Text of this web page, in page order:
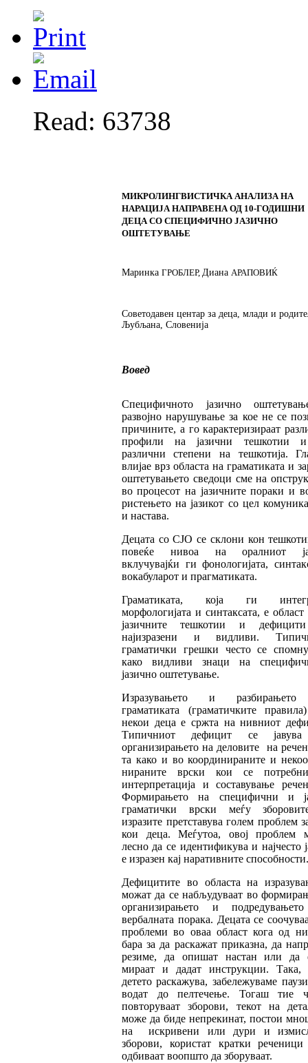
Read: 63738
МИКРОЛИНГВИСТИЧКА АНАЛИЗА НА
НАРАЦИЈА НАПРАВЕНА ОД 10-ГОДИШНИ
ДЕЦА СО СПЕЦИФИЧНО ЈАЗИЧНО
ОШТЕТУВАЊЕ
Маринка ГРОБЛЕР, Диана АРАПОВИЌ
Советодавен центар за деца, млади и
Љубљана, Словенија
Вовед
Специфичното јазично
развојно на­рушување за кое не се
причините, а го карактеризираат
профили на јазич­ни тешкотии
различни степени на теш­ко­ти­ја.
влијае врз областа на граматиката и
оштетувањето сведоци сме на
во процесот на јазичните пораки и
ристењето на јазикот со цел
и настава.
Децата со СЈО се склони кон
пове­ќе нивоа на оралниот
вклучувајќи ги фо­но­ло­гијата,
вокабуларот и прагма­тиката.
Граматиката, која ги
морфологијата и синтаксата, е област
јазичните тешкотии и
најизразени и видливи.
граматички грешки често се
како видливи знаци на
јазично оште­ту­вање.
Изразувањето и
граматиката (гра­матичките
некои деца е сржта на нивниот
Типичниот дефицит се
организирањето на деловите на
та како и во координираните и
ни­ра­ните врски кои се
интерпретација и составување
Формирањето на специ­фич­ни и
граматички врски меѓу
изразите претставува голем про­б­лем
кои деца. Меѓутоа, овој проблем
лесно да се идентификува и најчесто
е изразен кај наративните способности.
Дефицитите во областа на
можат да се набљудуваат во
организи­ра­њето и
вербалната порака. Децата се
проблеми во оваа област ко­га од
бара за да раскажат приказна, да
резиме, да опишат настан или да
мираат и дадат инструкции. Така,
детето рас­кажува, забележуваме
водат до пел­течење. Тогаш тие
повторуваат збо­ро­ви, текот на
може да биде непрекинат, пос­тои
на искривени или дури и
зборови, користат кратки
одбиваат воопшто да зборуваат.